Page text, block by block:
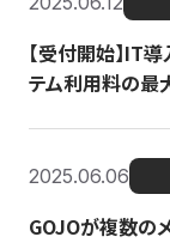
【受付開始】IT
テム利用料の最
2025.06.06
GOJOが複数の